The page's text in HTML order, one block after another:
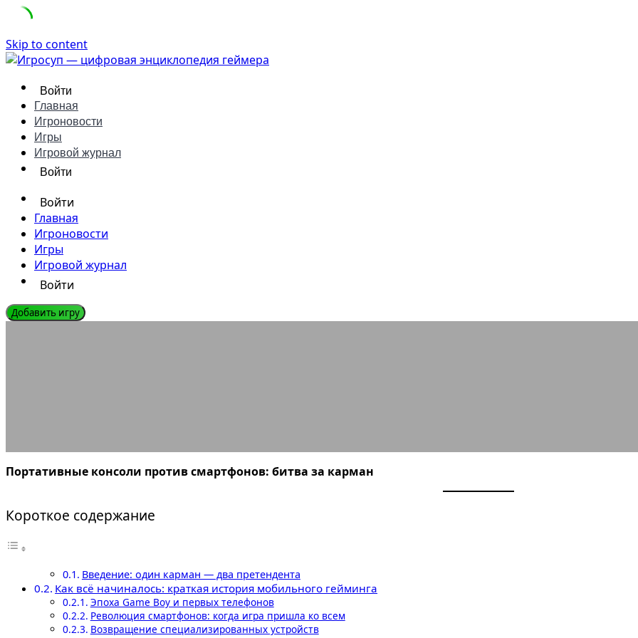
Skip to content
Войти
Главная
Игроновости
Игры
Игровой журнал
Войти
Войти
Главная
Игроновости
Игры
Игровой журнал
Войти
Добавить игру
Портативные консоли против смартфонов: битва за карман
Короткое содержание
Введение: один карман — два претендента
Как всё начиналось: краткая история мобильного гейминга
Эпоха Game Boy и первых телефонов
Революция смартфонов: когда игра пришла ко всем
Возвращение специализированных устройств